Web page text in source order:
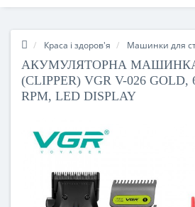
Краса і здоров'я Машинки для
АКУМУЛЯТОРНА
(CLIPPER) VGR V-026
RPM, LED DISPLAY